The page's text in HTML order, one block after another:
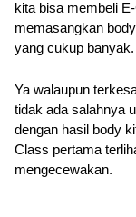
kita bisa membeli
memasangkan
yang cukup banyak.
Ya walaupun
tidak ada salahnya
dengan hasil body
Class pertama
mengecewakan.